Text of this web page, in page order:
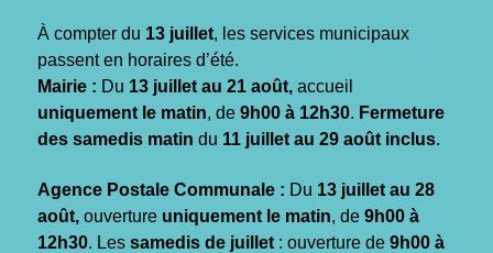
À compter du 13 juillet, les services municipaux
passent en horaires d’été.
Mairie : Du 13 juillet au 21 août, accueil
uniquement le matin, de 9h00 à 12h30. Fermeture
des samedis matin du 11 juillet au 29 août inclus.
Agence Postale Communale : Du 13 juillet au 28
août, ouverture uniquement le matin, de 9h00 à
12h30. Les samedis de juillet : ouverture de 9h00 à